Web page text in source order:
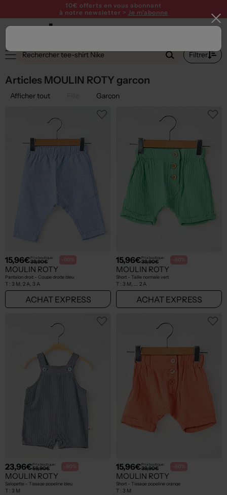
10€ offerts en vous abonnant
à notre newsletter > Je m'abonne
Filtrer
Articles MOULIN ROTY garcon
Afficher tout Garçon
15,96€Prix boutique :
39,90€ -60%
MOULIN ROTY
Pantalon droit - Coupe droite bleu
T : 3 M, 2 A, 3 A
ACHAT EXPRESS
15,96€Prix boutique :
39,90€ -60%
MOULIN ROTY
Short - Taille normale vert
T : 3 M, ... 2 A
ACHAT EXPRESS
23,96€Prix boutique :
59,90€ -60%
MOULIN ROTY
Salopette - Tissage popeline bleu
T : 3 M
15,96€Prix boutique :
39,90€ -60%
MOULIN ROTY
Short - Tissage popeline orange
T : 3 M